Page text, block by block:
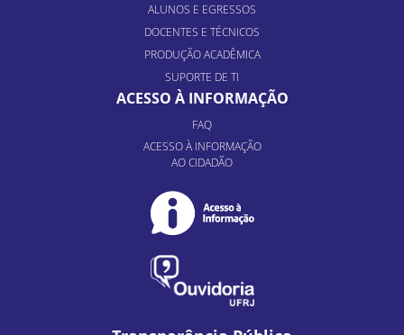
ALUNOS E EGRESSOS
DOCENTES E TÉCNICOS
PRODUÇÃO ACADÊMICA
SUPORTE DE TI
ACESSO À INFORMAÇÃO
FAQ
ACESSO À INFORMAÇÃO
AO CIDADÃO